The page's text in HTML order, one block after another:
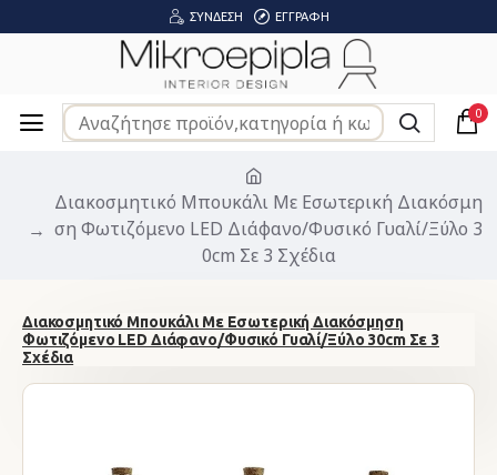
ΣΎΝΔΕΣΗ ΕΓΓΡΑΦΉ
0
Διακοσμητικό Μπουκάλι Με Εσωτερική Διακόσμη
ση Φωτιζόμενο LED Διάφανο/Φυσικό Γυαλί/Ξύλο 3
0cm Σε 3 Σχέδια
Διακοσμητικό Μπουκάλι Με Εσωτερική Διακόσμηση
Φωτιζόμενο LED Διάφανο/Φυσικό Γυαλί/Ξύλο 30cm Σε 3
Σχέδια